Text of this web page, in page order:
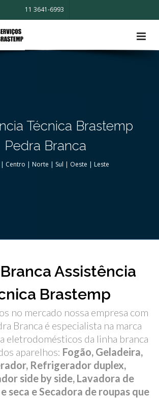
11 3641-6993
Técnica Brastemp
Pedra Branca
| Centro | Norte | Sul | Oeste | Leste
Assistência
Brastemp
no mercado nossa empresa com
Branca é especialista na marca
eletrodomésticos da linha branca
aparelhos: Fogão, Geladeira,
Refrigerador duplex,
side by side, Lavadora de
seca e Secadora de roupas que